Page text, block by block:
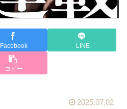
Facebook LINE
コピー
2025.07.02